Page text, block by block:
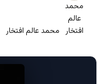
محمد عالم افتخار